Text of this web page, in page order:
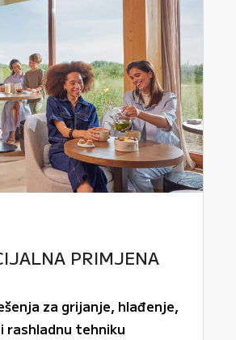
PRIMJENA
za grijanje, hlađenje,
rashladnu tehniku